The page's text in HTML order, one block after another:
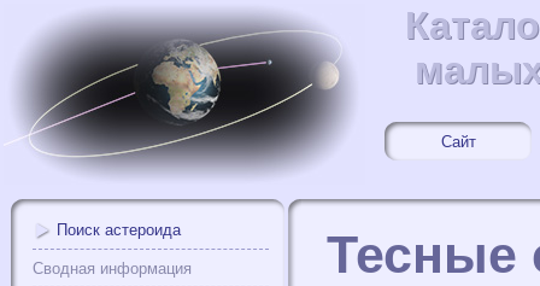
Сайт
Поиск астероида
Сводная информация Тесные